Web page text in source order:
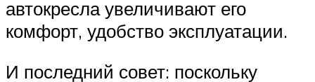
автокресла увеличивают его
комфорт, удобство эксплуатации.
И последний совет: поскольку